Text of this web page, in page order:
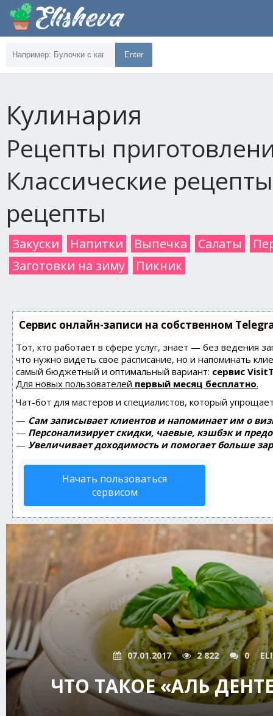
Enter
Кулинария
Рецепты
Классические
рецепты
Закуски Напитки Выпечка Салаты
Заготовки на зиму
Пикник
Сервис онлайн-записи на собственном
Тот, кто работает в сфере услуг, знает — без ведения
что нужно видеть свое расписание, но и напоминать
самый бюджетный и оптимальный вариант: сервис
Для новых пользователей первый месяц бесплатно.
Чат-бот для мастеров и специалистов, который
— Сам записывает клиентов и напоминает им о
— Персонализирует скидки, чаевые, кэшбэк и
— Увеличивает доходимость и помогает больше
Начать пользоваться
сервисом
07.01.2017 2 822 0
ЧТО ТАКОЕ «АЛЬ